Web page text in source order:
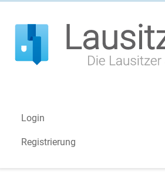
Login
Registrierung